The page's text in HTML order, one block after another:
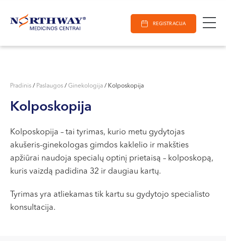
Darbo laikas
I-V 07:30 - 20:30
VII --
Kaunas
Miško g. 25A
Darbo laikas:
I-V 08:00 - 20:00
Paieška REGISTRACIJA
E-Registracija
Pradinis / Paslaugos / Ginekologija / Kolposkopija
Kolposkopija
Kolposkopija – tai tyrimas, kurio metu gydytojas
akušeris-ginekologas gimdos kaklelio ir makšties
apžiūrai naudoja specialų optinį prietaisą – kolposkopą,
kuris vaizdą padidina 32 ir daugiau kartų.
Tyrimas yra atliekamas tik kartu su gydytojo specialisto
konsultacija.